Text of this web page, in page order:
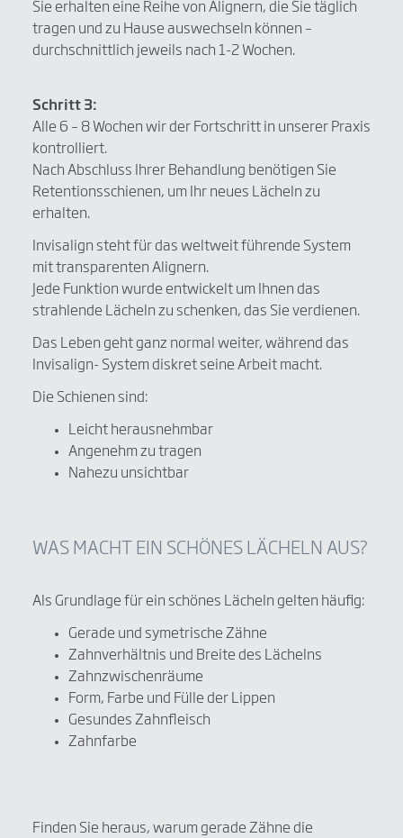
Sie erhalten eine Reihe von Alignern, die Sie täglich
tragen und zu Hause auswechseln können –
durchschnittlich jeweils nach 1-2 Wochen.
Schritt 3:
Alle 6 – 8 Wochen wir der Fortschritt in unserer Praxis
kontrolliert.
Nach Abschluss Ihrer Behandlung benötigen Sie
Retentionsschienen, um Ihr neues Lächeln zu
erhalten.
Invisalign steht für das weltweit führende System
mit transparenten Alignern.
Jede Funktion wurde entwickelt um Ihnen das
strahlende Lächeln zu schenken, das Sie verdienen.
Das Leben geht ganz normal weiter, während das
Invisalign- System diskret seine Arbeit macht.
Die Schienen sind:
Leicht herausnehmbar
Angenehm zu tragen
Nahezu unsichtbar
WAS MACHT EIN SCHÖNES LÄCHELN AUS?
Als Grundlage für ein schönes Lächeln gelten häufig:
Gerade und symetrische Zähne
Zahnverhältnis und Breite des Lächelns
Zahnzwischenräume
Form, Farbe und Fülle der Lippen
Gesundes Zahnfleisch
Zahnfarbe
Finden Sie heraus, warum gerade Zähne die